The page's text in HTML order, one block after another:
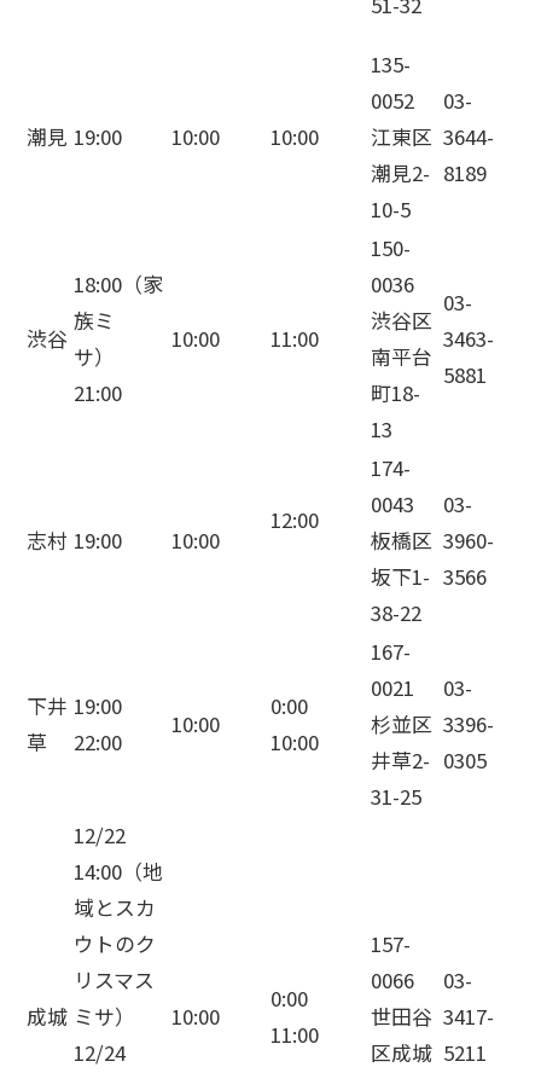
潮見 19:00 10:00 10:00
135-
0052
江東区
潮見2-
10-5
03-
3644-
8189
渋谷
18:00（家
族ミ
サ）
21:00
10:00 11:00
150-
0036
渋谷区
南平台
町18-
13
03-
3463-
5881
志村 19:00 10:00
12:00
174-
0043
板橋区
坂下1-
38-22
03-
3960-
3566
下井
草
19:00
22:00
10:00
0:00
10:00
167-
0021
杉並区
井草2-
31-25
03-
3396-
0305
成城
12/22
14:00（地
域とスカ
ウトのク
リスマス
ミサ）
12/24
10:00
0:00
11:00
157-
0066
世田谷
区成城
03-
3417-
5211